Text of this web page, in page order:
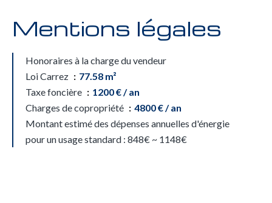
Mentions légales
Honoraires à la charge du vendeur
Loi Carrez
77.58 m²
Taxe foncière
1200 € / an
Charges de copropriété
4800 € / an
Montant estimé des dépenses annuelles d'énergie
pour un usage standard : 848€ ~ 1148€